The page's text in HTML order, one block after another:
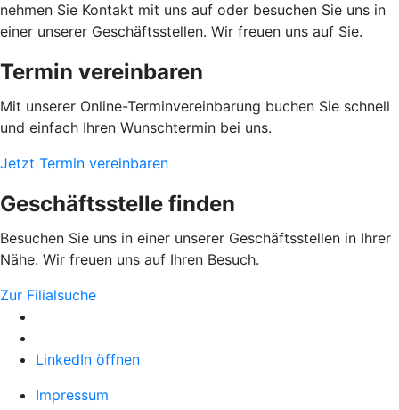
nehmen Sie Kontakt mit uns auf oder besuchen Sie uns in
einer unserer Geschäftsstellen. Wir freuen uns auf Sie.
Termin vereinbaren
Mit unserer Online-Terminvereinbarung buchen Sie schnell
und einfach Ihren Wunschtermin bei uns.
Jetzt Termin vereinbaren
Geschäftsstelle finden
Besuchen Sie uns in einer unserer Geschäftsstellen in Ihrer
Nähe. Wir freuen uns auf Ihren Besuch.
Zur Filialsuche
LinkedIn öffnen
Impressum